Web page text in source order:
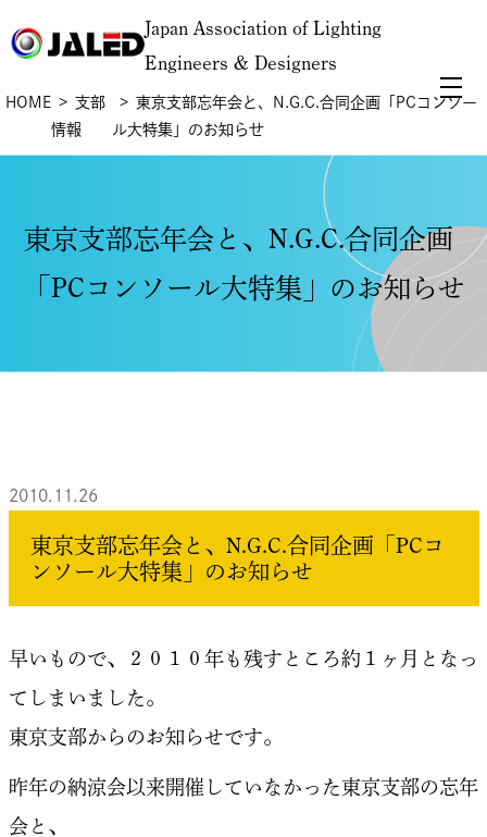
Japan Association of Lighting
Engineers & Designers
HOME
支部
情報
東京支部忘年会と、N.G.C.合同企画「PCコンソー
ル大特集」のお知らせ
東京支部忘年会と、N.G.C.合同企画
「PCコンソール大特集」のお知らせ
2010.11.26
東京支部忘年会と、N.G.C.合同企画「PCコ
ンソール大特集」のお知らせ
早いもので、２０１０年も残すところ約１ヶ月となっ
てしまいました。
東京支部からのお知らせです。
昨年の納涼会以来開催していなかった東京支部の忘年
会と、